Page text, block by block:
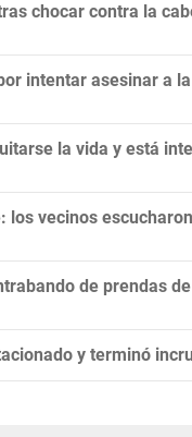
chocar contra la
intentar asesinar a
la vida y está
los vecinos
de prendas
y terminó